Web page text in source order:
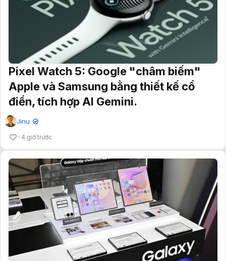
Pixel Watch 5: Google "châm biếm"
Apple và Samsung bằng thiết kế cổ
điển, tích hợp AI Gemini.
Jinu ✔
4 giờ trước